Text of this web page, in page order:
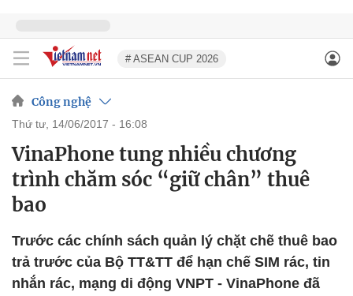
# ASEAN CUP 2026
Công nghệ
thứ tư, 14/06/2017 - 16:08
VinaPhone tung nhiều chương
trình chăm sóc “giữ chân” thuê
bao
Trước các chính sách quản lý chặt chẽ thuê bao
trả trước của Bộ TT&TT để hạn chế SIM rác, tin
nhắn rác, mạng di động VNPT - VinaPhone đã